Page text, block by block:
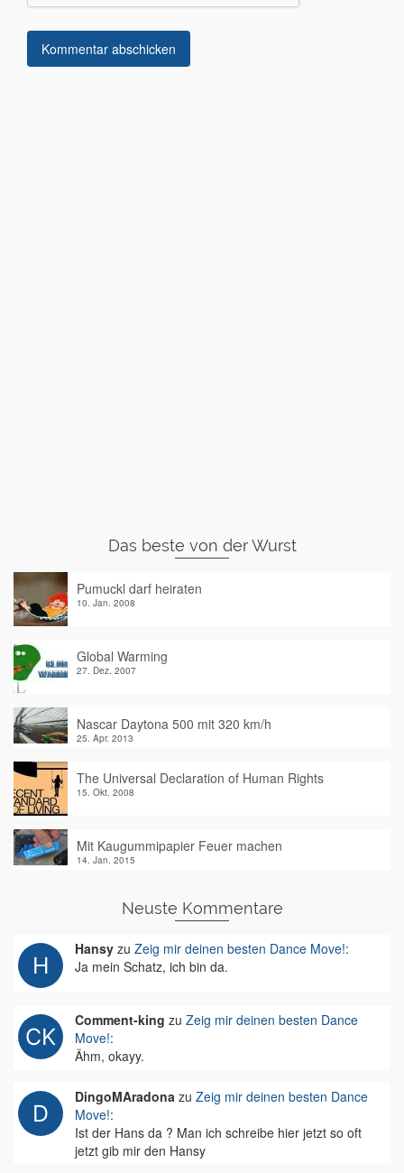
Das beste von der Wurst
Pumuckl darf heiraten
10. Jan. 2008
Global Warming
27. Dez. 2007
Nascar Daytona 500 mit 320 km/h
25. Apr. 2013
The Universal Declaration of Human Rights
15. Okt. 2008
Mit Kaugummipapier Feuer machen
14. Jan. 2015
Neuste Kommentare
Hansy zu Zeig mir deinen besten Dance Move!:
Ja mein Schatz, ich bin da.
Comment-king zu Zeig mir deinen besten Dance
Move!:
Ähm, okayy.
DingoMAradona zu Zeig mir deinen besten Dance
Move!:
Ist der Hans da ? Man ich schreibe hier jetzt so oft
jetzt gib mir den Hansy